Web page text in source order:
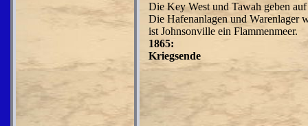
Die Key West und Tawah geben
Die Hafenanlagen und Warenlager
ist Johnsonville ein Flammenmeer.
1865:
Kriegsende